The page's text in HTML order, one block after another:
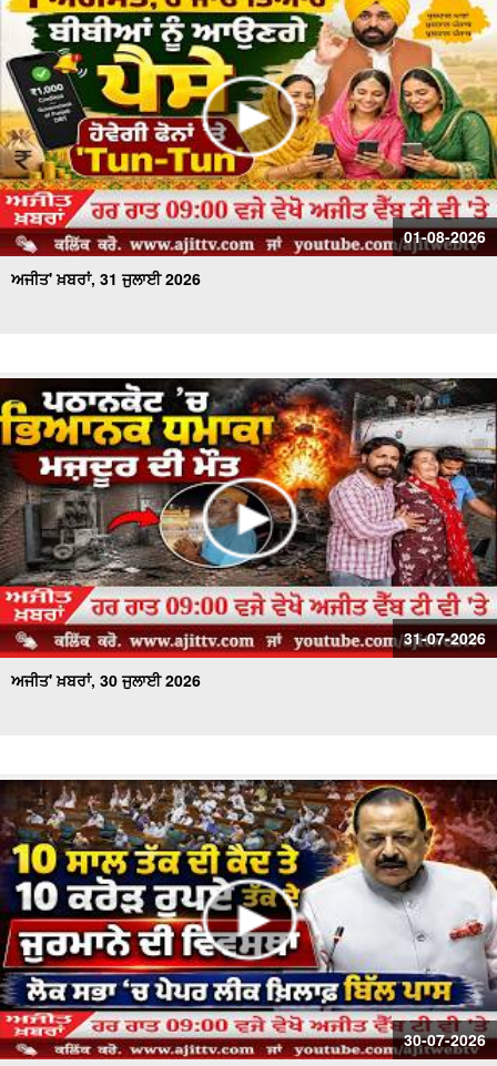
01-08-2026
ਅਜੀਤ' ਖ਼ਬਰਾਂ, 31 ਜੁਲਾਈ 2026
31-07-2026
ਅਜੀਤ' ਖ਼ਬਰਾਂ, 30 ਜੁਲਾਈ 2026
30-07-2026